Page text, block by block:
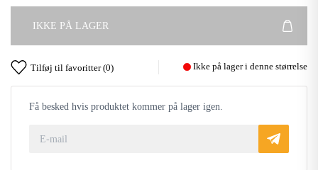
IKKE PÅ LAGER
Tilføj til favoritter (0) Ikke på lager i denne størrelse
Få besked hvis produktet kommer på lager igen.